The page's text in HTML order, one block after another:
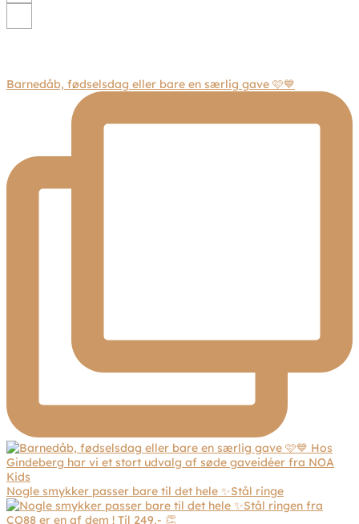
Barnedåb, fødselsdag eller bare en særlig gave 🩷💙
Nogle smykker passer bare til det hele ✨Stål ringe